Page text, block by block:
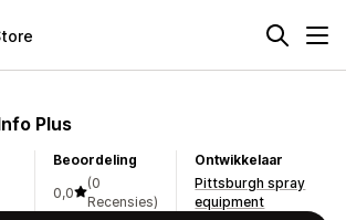
Plus
Beoordeling
0,0
(0
Recensies)
Ontwikkelaar
Pittsburgh spray
equipment